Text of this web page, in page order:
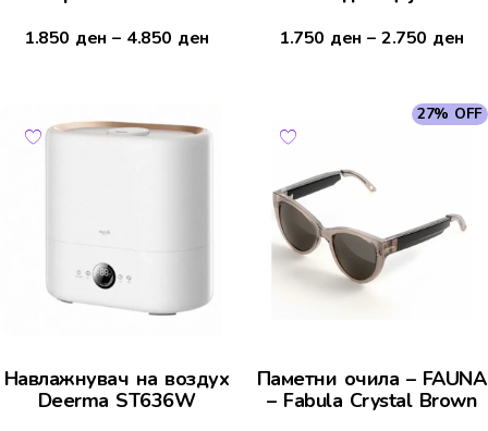
1.850 ден – 4.850 ден 1.750 ден –2.750 ден
Навлажнувач на воздух
Deerma ST636W
27% OFF
Паметни очила – FAUNA
– Fabula Crystal Brown